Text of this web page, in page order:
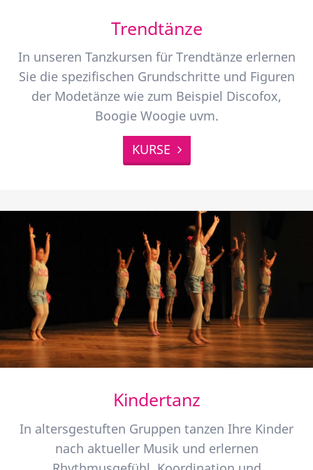
Trendtänze
In unseren Tanzkursen für Trendtänze erlernen
Sie die spezifischen Grundschritte und Figuren
der Modetänze wie zum Beispiel Discofox,
Boogie Woogie uvm.
KURSE
Kindertanz
In altersgestuften Gruppen tanzen Ihre Kinder
nach aktueller Musik und erlernen